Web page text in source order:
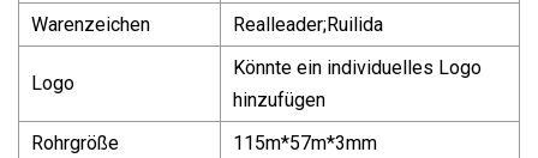
Warenzeichen
Realleader;Ruilida
Logo
Könnte ein individuelles Logo
hinzufügen
Rohrgröße
115m*57m*3mm